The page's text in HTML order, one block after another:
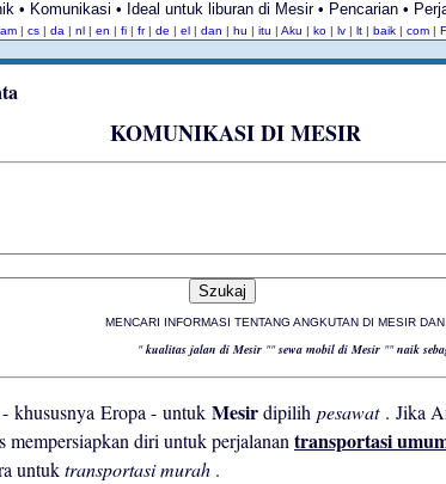
• Komunikasi • Ideal untuk liburan di Mesir • Pencarian •
| cs | da | nl | en | fi | fr | de | el | dan | hu | itu | Aku | ko | lv | lt | baik | com |
KOMUNIKASI DI MESIR
MENCARI INFORMASI TENTANG ANGKUTAN DI MESIR
"kualitas jalan di Mesir ""sewa mobil di Mesir ""naik
khususnya Eropa - untuk Mesirdipilihpesawat . Jika
mempersiapkan diri untuk perjalanan transportasi
untuktransportasi murah .